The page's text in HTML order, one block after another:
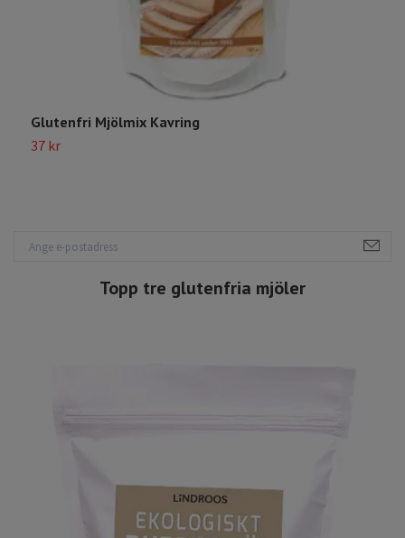
Topp tre glutenfria mjöler
Glutenfri Mjölmix Kavring
37 kr